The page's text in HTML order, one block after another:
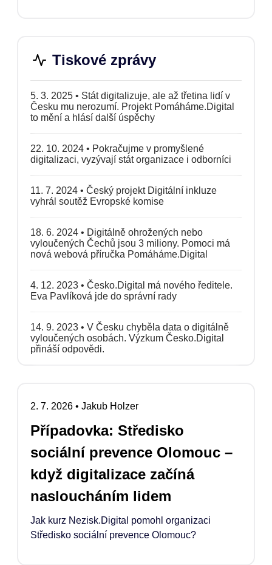
Tiskové zprávy
5. 3. 2025 • Stát digitalizuje, ale až třetina lidí v
Česku mu nerozumí. Projekt Pomáháme.Digital
to mění a hlásí další úspěchy
22. 10. 2024 • Pokračujme v promyšlené
digitalizaci, vyzývají stát organizace i odborníci
11. 7. 2024 • Český projekt Digitální inkluze
vyhrál soutěž Evropské komise
18. 6. 2024 • Digitálně ohrožených nebo
vyloučených Čechů jsou 3 miliony. Pomoci má
nová webová příručka Pomáháme.Digital
4. 12. 2023 • Česko.Digital má nového ředitele.
Eva Pavlíková jde do správní rady
14. 9. 2023 • V Česku chyběla data o digitálně
vyloučených osobách. Výzkum Česko.Digital
přináší odpovědi.
2. 7. 2026 • Jakub Holzer
Případovka: Středisko
sociální prevence Olomouc –
když digitalizace začíná
nasloucháním lidem
Jak kurz Nezisk.Digital pomohl organizaci
Středisko sociální prevence Olomouc?